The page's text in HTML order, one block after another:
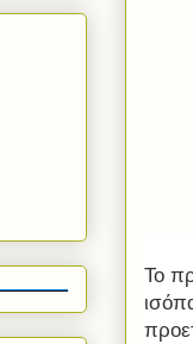
Το